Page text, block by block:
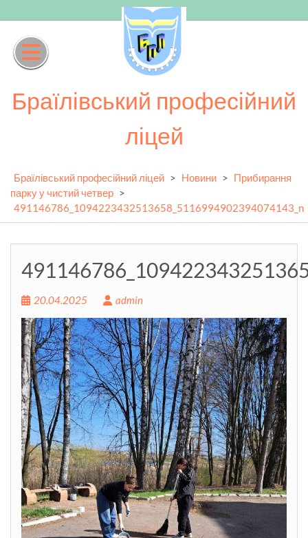
to
content
Браїлівський професійний
ліцей
Браїлівський професійний ліцей > Новини > Прибирання
парку у чистий четвер >
491146786_1094223432513658_5116994902394074143_n
20.04.2025 admin